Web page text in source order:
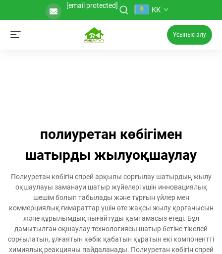
[email protected] KK
Ұсыныс алу
полиуретан көбігімен
шатырды жылуоқшаулау
Полиуретан көбігін спрей арқылы сорғылау шатырдың жылу
оқшаулауы заманауи шатыр жүйелері үшін инновациялық
шешім болып табылады және тұрғын үйлер мен
коммерциялық ғимараттар үшін өте жақсы жылу қорғанысын
және құрылымдық нығайтуды қамтамасыз етеді. Бұл
дамытылған оқшаулау технологиясы шатыр бетіне тікелей
сорғылатын, ұлғаятын көбік қабатын құратын екі компонентті
химиялық реакцияны пайдаланады. Полиуретан көбігін спрей